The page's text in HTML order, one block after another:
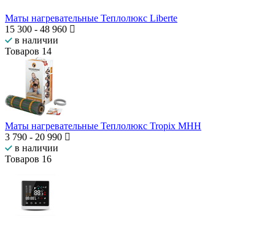
Маты нагревательные Теплолюкс Liberte
15 300 - 48 960
в наличии
Товаров 14
Маты нагревательные Теплолюкс Tropix МНН
3 790 - 20 990
в наличии
Товаров 16